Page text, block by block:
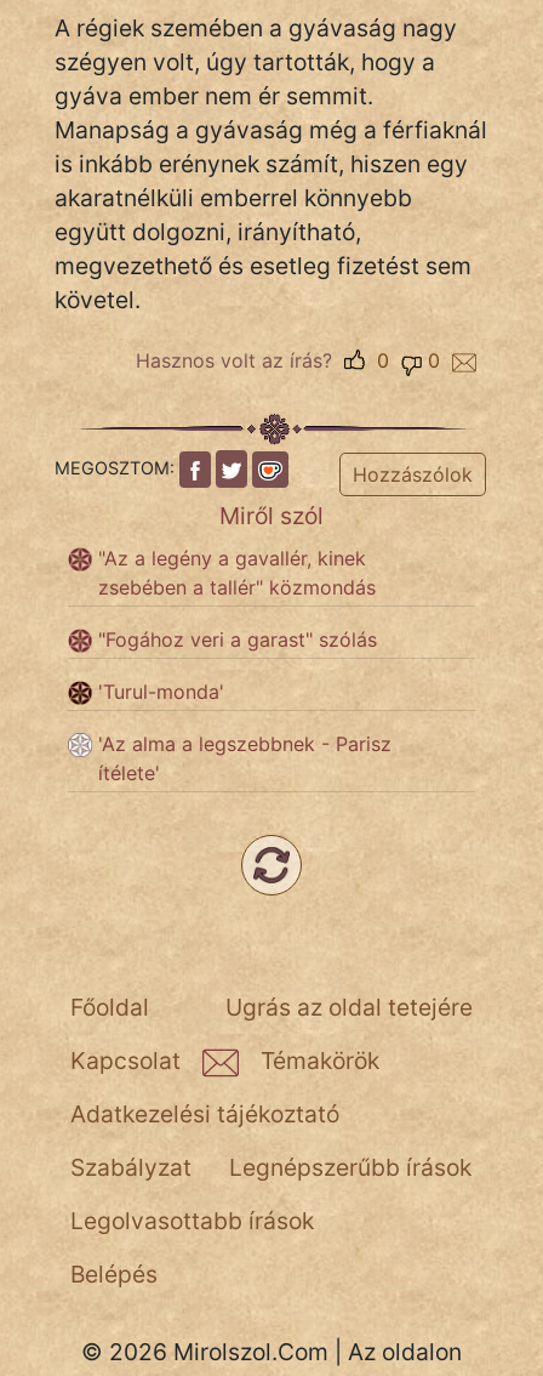
ZENE
FILM
ÉLETMÓD
MAGYARSÁG
És
TÖRTÉNELEM
fantom
Jób Gedeon
Láron Ádám
mikkamakka
vörös ördög
nagyöreg
pszichopati
szegény legény
Hoffer Botond
szemfüles
A régiek szemében a gyávaság nagy
szégyen volt, úgy tartották, hogy a
gyáva ember nem ér semmit.
Manapság a gyávaság még a férfiaknál
is inkább erénynek számít, hiszen egy
akaratnélküli emberrel könnyebb
együtt dolgozni, irányítható,
megvezethető és esetleg fizetést sem
követel.
Hasznos volt az írás? 0
0
MEGOSZTOM: Hozzászólok
Miről szól
"Az a legény a gavallér, kinek
zsebében a tallér" közmondás
"Fogához veri a garast" szólás
'Turul-monda'
'Az alma a legszebbnek - Parisz
ítélete'
Ugrás az oldal tetejére
Főoldal
Kapcsolat
Témakörök
Adatkezelési tájékoztató
Szabályzat
Legnépszerűbb írások
Legolvasottabb írások
Belépés
© 2026 Mirolszol.Com | Az oldalon